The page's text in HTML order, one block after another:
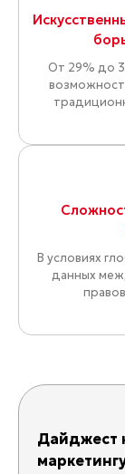
От 29% до
В условиях
данных
Дайджест